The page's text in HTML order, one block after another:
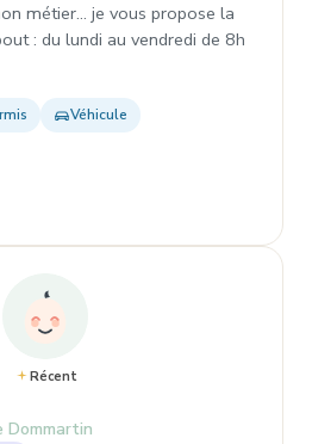
métier... je vous propose la
: du lundi au vendredi de 8h
Véhicule
Récent
Dommartin